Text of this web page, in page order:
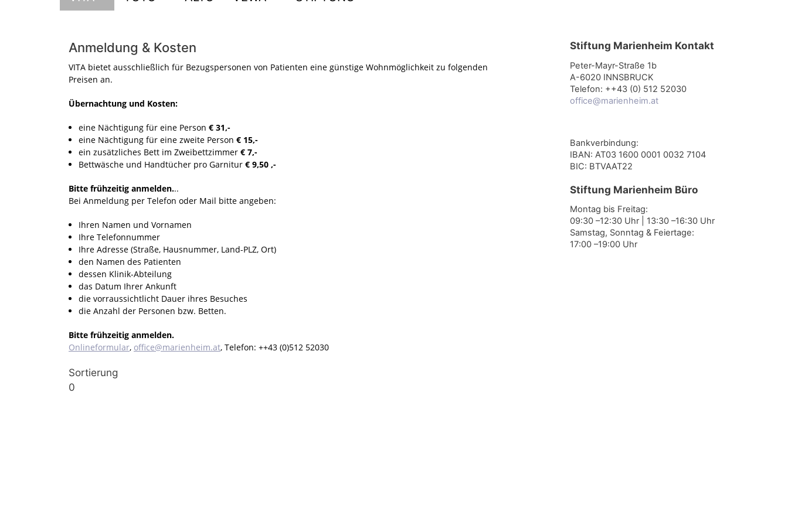
Anmeldung & Kosten
VITA bietet ausschließlich für Bezugspersonen von Patienten eine günstige Wohnmöglichkeit zu folgenden
Preisen an.
Übernachtung und Kosten:
eine Nächtigung für eine Person € 31,-
eine Nächtigung für eine zweite Person € 15,-
ein zusätzliches Bett im Zweibettzimmer € 7,-
Bettwäsche und Handtücher pro Garnitur € 9,50 ,-
Bitte frühzeitig anmelden...
Bei Anmeldung per Telefon oder Mail bitte angeben:
Ihren Namen und Vornamen
Ihre Telefonnummer
Ihre Adresse (Straße, Hausnummer, Land-PLZ, Ort)
den Namen des Patienten
dessen Klinik-Abteilung
das Datum Ihrer Ankunft
die vorraussichtlicht Dauer ihres Besuches
die Anzahl der Personen bzw. Betten.
Bitte frühzeitig anmelden.
Onlineformular, office@marienheim.at, Telefon: ++43 (0)512 52030
Sortierung
0
Stiftung Marienheim Kontakt
Peter-Mayr-Straße 1b
A-6020 INNSBRUCK
Telefon: ++43 (0) 512 52030
office@marienheim.at
Bankverbindung:
IBAN: AT03 1600 0001 0032 7104
BIC: BTVAAT22
Stiftung Marienheim Büro
Montag bis Freitag:
09:30 –12:30 Uhr | 13:30 –16:30 Uhr
Samstag, Sonntag & Feiertage:
17:00 –19:00 Uhr